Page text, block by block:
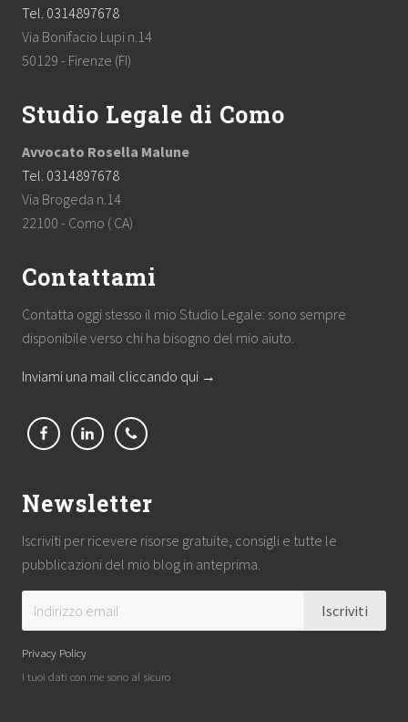
Tel. 0314897678
Via Bonifacio Lupi n.14
50129 - Firenze (FI)
Studio Legale di Como
Avvocato Rosella Malune
Tel. 0314897678
Via Brogeda n.14
22100 - Como ( CA)
Contattami
Contatta oggi stesso il mio Studio Legale: sono sempre
disponibile verso chi ha bisogno del mio aiuto.
Inviami una mail cliccando qui →
Newsletter
Iscriviti per ricevere risorse gratuite, consigli e tutte le
pubblicazioni del mio blog in anteprima.
Privacy Policy
I tuoi dati con me sono al sicuro